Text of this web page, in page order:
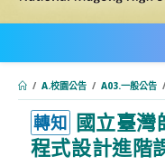
內
/ A.校園公告 / A03.一般公告 /
轉知 國立臺灣
程式設計進階